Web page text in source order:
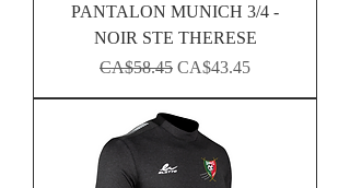
PANTALON MUNICH 3/4 -
NOIR STE THERESE
Regular Price
CA$58.45 Sale Price
CA$43.45